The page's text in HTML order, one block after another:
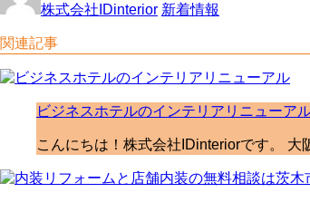
株式会社IDinterior 新着情報
関連記事
ビジネスホテルのインテリアリニューア
こんにちは！株式会社IDinteriorです。